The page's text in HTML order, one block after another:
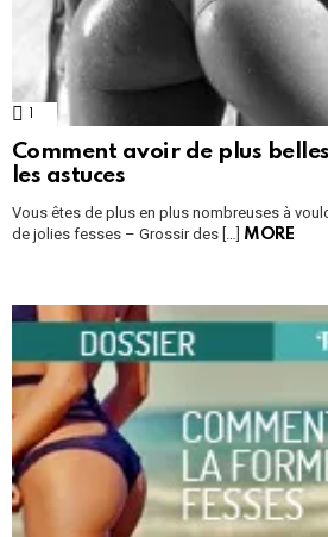
1 Comment
Comment avoir de plus
les astuces
Vous êtes de plus en plus nombreuses à
de jolies fesses – Grossir des […]
MORE